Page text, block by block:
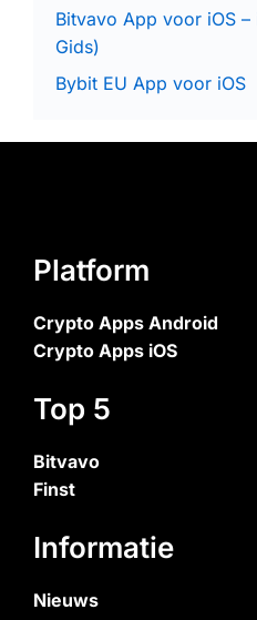
Bitvavo App voor iOS
Gids)
Bybit EU App voor iOS
Platform
Crypto Apps Android
Crypto Apps iOS
Top 5
Bitvavo
Finst
Informatie
Nieuws